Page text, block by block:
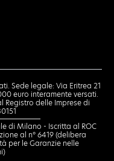
Sede legale: Via Eritrea 21
euro interamente versati.
Registro delle Imprese di
di Milano - Iscritta al ROC
al n° 6419 (delibera
per le Garanzie nelle